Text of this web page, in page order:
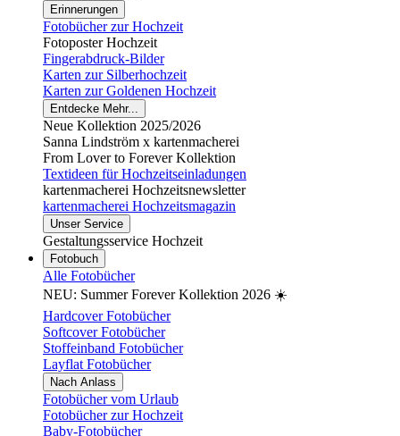
Erinnerungen
Fotobücher zur Hochzeit
Fotoposter Hochzeit
Fingerabdruck-Bilder
Karten zur Silberhochzeit
Karten zur Goldenen Hochzeit
Entdecke Mehr...
Neue Kollektion 2025/2026
Sanna Lindström x kartenmacherei
From Lover to Forever Kollektion
Textideen für Hochzeitseinladungen
kartenmacherei Hochzeitsnewsletter
kartenmacherei Hochzeitsmagazin
Unser Service
Gestaltungsservice Hochzeit
Fotobuch
Alle Fotobücher
NEU: Summer Forever Kollektion 2026 ☀️
Hardcover Fotobücher
Softcover Fotobücher
Stoffeinband Fotobücher
Layflat Fotobücher
Nach Anlass
Fotobücher vom Urlaub
Fotobücher zur Hochzeit
Baby-Fotobücher